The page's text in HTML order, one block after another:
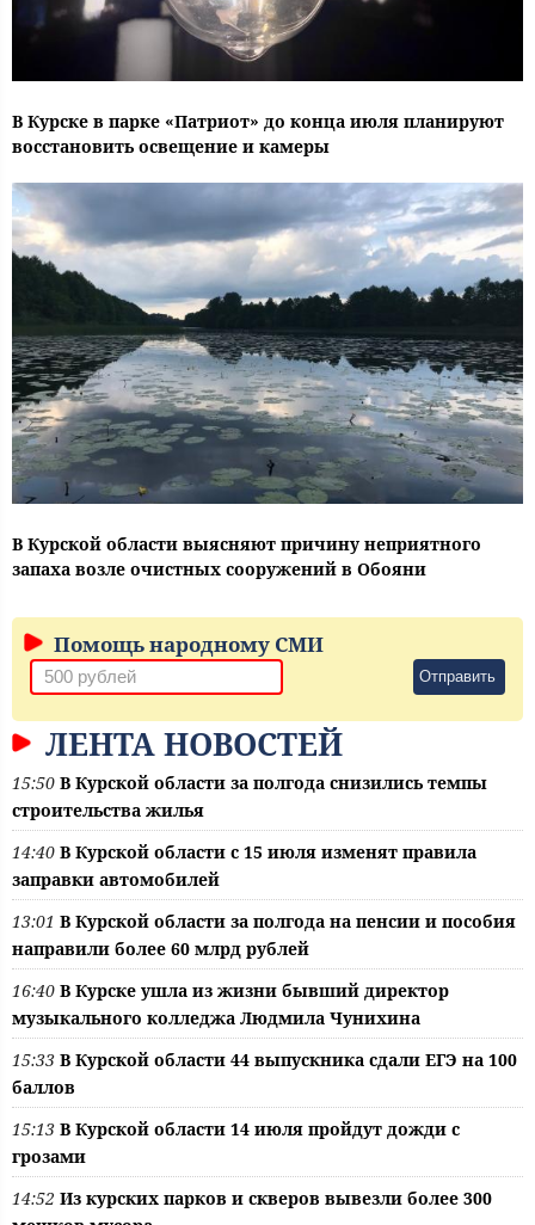
В Курске в парке «Патриот» до конца июля планируют
восстановить освещение и камеры
В Курской области выясняют причину неприятного
запаха возле очистных сооружений в Обояни
Помощь народному СМИ
Отправить
ЛЕНТА НОВОСТЕЙ
15:50 В Курской области за полгода снизились темпы
строительства жилья
14:40 В Курской области с 15 июля изменят правила
заправки автомобилей
13:01 В Курской области за полгода на пенсии и пособия
направили более 60 млрд рублей
16:40 В Курске ушла из жизни бывший директор
музыкального колледжа Людмила Чунихина
15:33 В Курской области 44 выпускника сдали ЕГЭ на 100
баллов
15:13 В Курской области 14 июля пройдут дожди с
грозами
14:52 Из курских парков и скверов вывезли более 300